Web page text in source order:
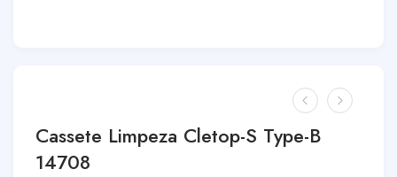
Cassete Limpeza Cletop-S Type-B
14708